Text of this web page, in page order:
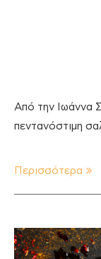
Από την Ιωάννα
πεντανόστιμη
Περισσότερα